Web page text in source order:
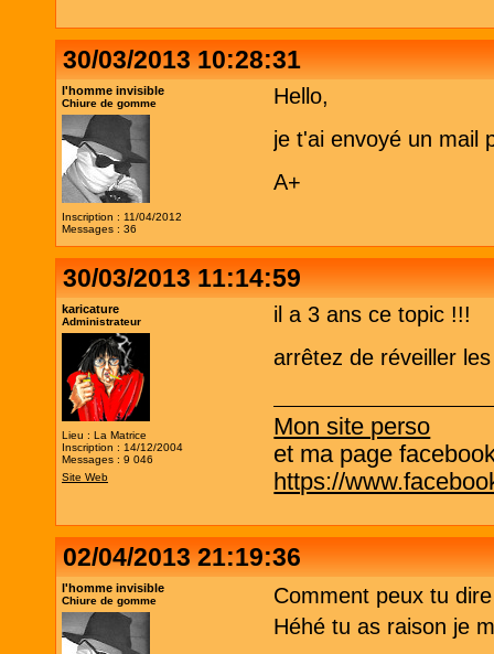
30/03/2013 10:28:31
l'homme invisible
Chiure de gomme
Inscription : 11/04/2012
Messages : 36
Hello,
je t'ai envoyé un mail
A+
30/03/2013 11:14:59
karicature
Administrateur
Lieu : La Matrice
Inscription : 14/12/2004
Messages : 9 046
Site Web
il a 3 ans ce topic !!!
arrêtez de réveiller
Mon site perso
et ma page
https://
02/04/2013 21:19:36
l'homme invisible
Chiure de gomme
Comment peux tu
Héhé tu as raison je